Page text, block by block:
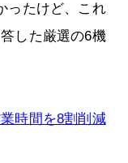
ったけど、これ
した厳選の6機
時間を8割削減